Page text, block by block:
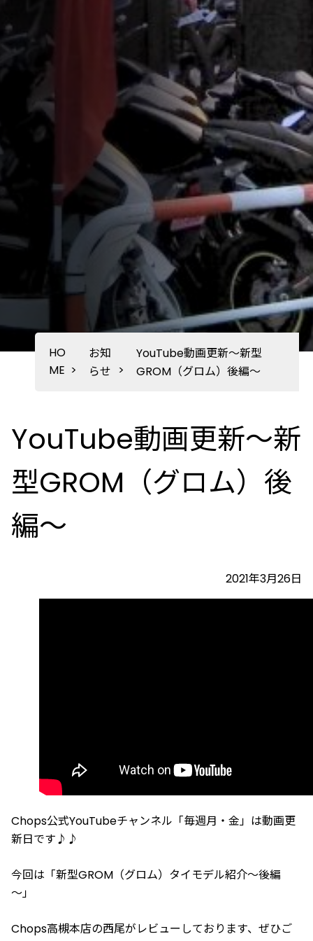
HO
ME >
お知
らせ >
YouTube動画更新～新型
GROM（グロム）後編～
YouTube動画更新～新
型GROM（グロム）後
編～
2021年3月26日
Chops公式YouTubeチャンネル「毎週月・金」は動画更
新日です♪♪
今回は「新型GROM（グロム）タイモデル紹介～後編
～」
Chops高槻本店の西尾がレビューしております、ぜひご